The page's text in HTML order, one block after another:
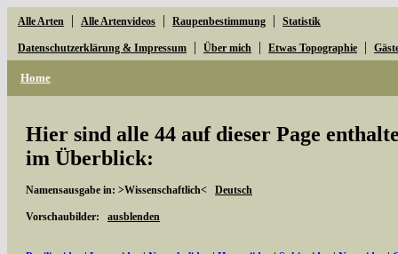
Alle Arten | Alle Artenvideos | Raupenbestimmung | Statistik
Datenschutzerklärung & Impressum | Über mich | Etwas Topographie |
Home
Hier sind alle 44 auf dieser Page
im Überblick:
Namensausgabe in: >Wissenschaftlich< Deutsch
Vorschaubilder: ausblenden